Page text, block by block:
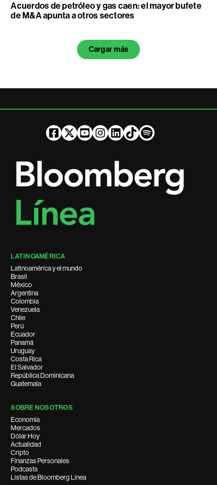
Acuerdos de petróleo y gas caen: el mayor bufete
de M&A apunta a otros sectores
Cargar más
LATINOAMÉRICA
Latinoamérica y el mundo
Brasil
México
Argentina
Colombia
Venezuela
Chile
Perú
Ecuador
Panamá
Uruguay
Costa Rica
El Salvador
República Dominicana
Guatemala
SOBRE NOSOTROS
Economía
Mercados
Dólar Hoy
Actualidad
Cripto
Finanzas Personales
Podcasts
Listas de Bloomberg Línea